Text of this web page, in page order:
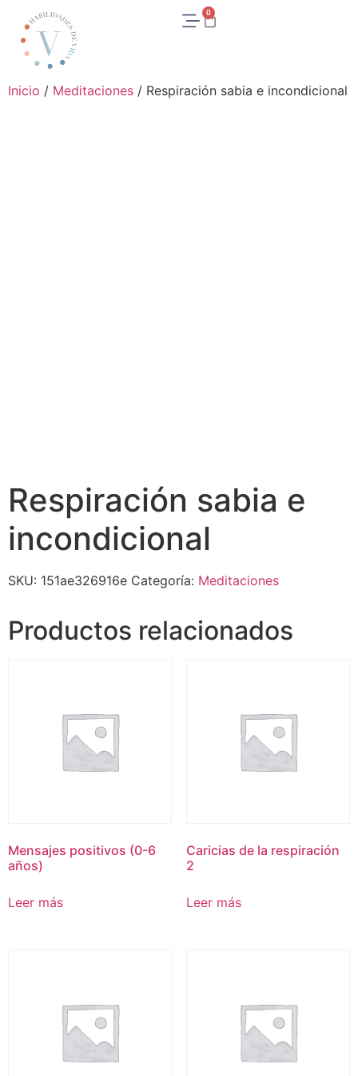
0
Inicio / Meditaciones / Respiración sabia e incondicional
Respiración sabia e
incondicional
SKU: 151ae326916e Categoría: Meditaciones
Productos relacionados
Mensajes positivos (0-6
años)
Leer más
Caricias de la respiración
2
Leer más